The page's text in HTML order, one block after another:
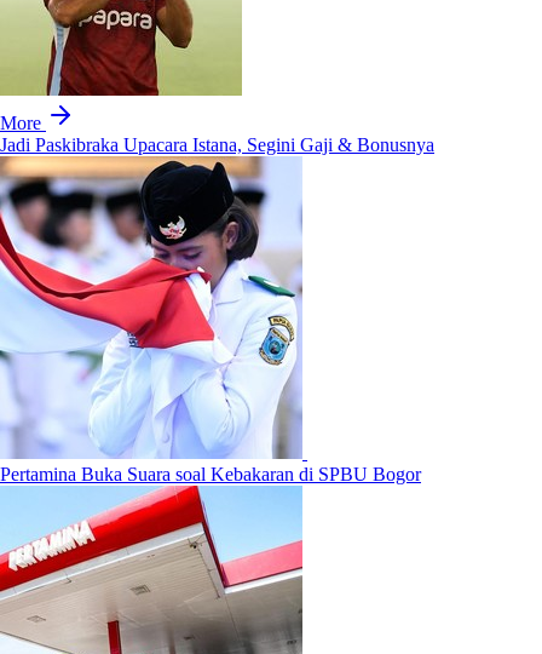
More
Jadi Paskibraka Upacara Istana, Segini Gaji & Bonusnya
Pertamina Buka Suara soal Kebakaran di SPBU Bogor